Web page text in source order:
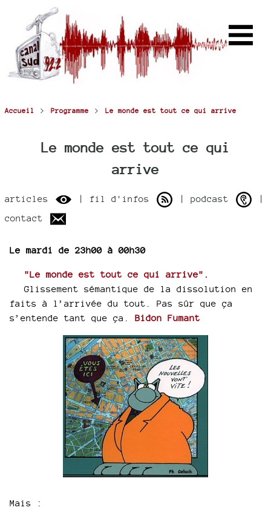
Accueil > Programme > Le monde est tout ce qui arrive
Le monde est tout ce qui
arrive
articles | fil d'infos | podcast
|
contact
Le mardi de 23h00 à 00h30
"Le monde est tout ce qui arrive".
Glissement sémantique de la dissolution en
faits à l’arrivée du tout. Pas sûr que ça
s’entende tant que ça. Bidon Fumant
Mais :